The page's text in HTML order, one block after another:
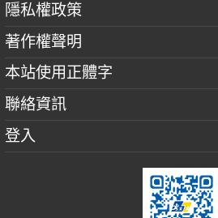
隱私權政策
著作權聲明
本站使用正體字
聯絡資訊
登入